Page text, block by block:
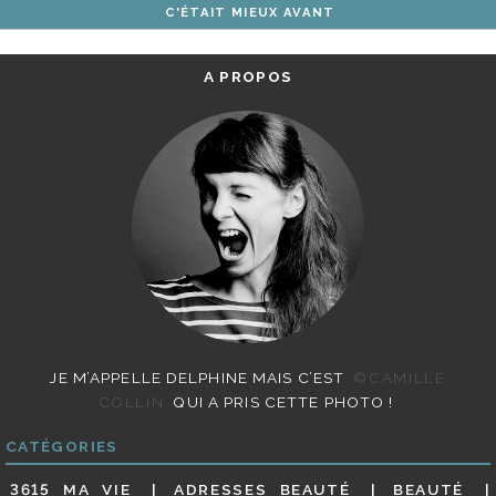
ARTICLES
C'ÉTAIT MIEUX AVANT
A PROPOS
JE M’APPELLE DELPHINE MAIS C’EST
©CAMILLE
COLLIN
QUI A PRIS CETTE PHOTO !
CATÉGORIES
3615 MA VIE ADRESSES BEAUTÉ BEAUTÉ